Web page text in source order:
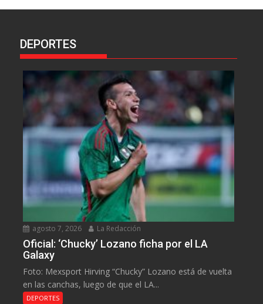
DEPORTES
agosto 7, 2026 La Redacción
Oficial: ‘Chucky’ Lozano ficha por el LA
Galaxy
Foto: Mexsport Hirving “Chucky” Lozano está de vuelta
en las canchas, luego de que el LA...
DEPORTES